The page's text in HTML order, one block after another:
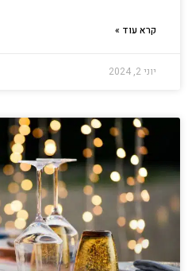
קרא עוד »
יוני 2, 2024